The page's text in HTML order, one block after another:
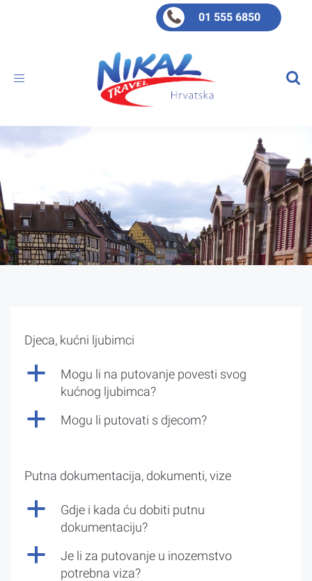
01 555 6850
Toggle
Djeca, kućni ljubimci
a
Mogu li na putovanje povesti svog
kućnog ljubimca?
a Mogu li putovati s djecom?
Putna dokumentacija, dokumenti, vize
a
Gdje i kada ću dobiti putnu
dokumentaciju?
a
Je li za putovanje u inozemstvo
potrebna viza?